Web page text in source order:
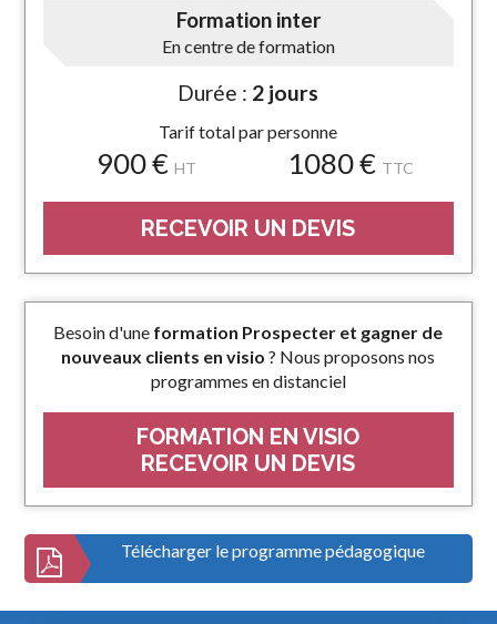
Formation inter
En centre de formation
Durée : 2 jours
Tarif total par personne
900 € HT 1080 € TTC
RECEVOIR UN DEVIS
Besoin d'une formation Prospecter et gagner de
nouveaux clients en visio ? Nous proposons nos
programmes en distanciel
FORMATION EN VISIO
RECEVOIR UN DEVIS
Télécharger le programme pédagogique